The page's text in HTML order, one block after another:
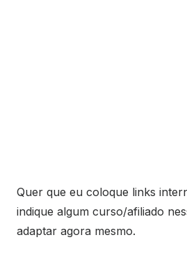
Quer que eu coloque links
indique algum curso/afiliado
adaptar agora mesmo.